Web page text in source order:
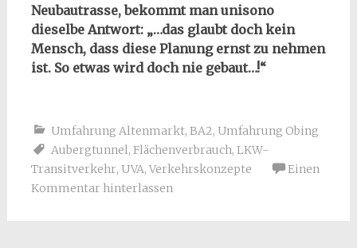
Neubautrasse, bekommt man unisono
dieselbe Antwort: „…das glaubt doch kein
Mensch, dass diese Planung ernst zu nehmen
ist. So etwas wird doch nie gebaut…!“
Umfahrung Altenmarkt, BA2, Umfahrung Obing
Aubergtunnel, Flächenverbrauch, LKW-
Transitverkehr, UVA, Verkehrskonzepte
Einen
Kommentar hinterlassen